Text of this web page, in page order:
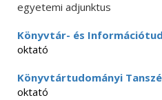
egyetemi adjunktus
Könyvtár- és
oktató
Könyvtártudományi
oktató